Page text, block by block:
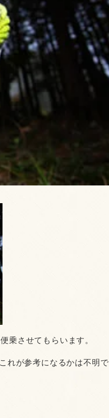
乗させてもらいます。
れが参考になるかは不明で